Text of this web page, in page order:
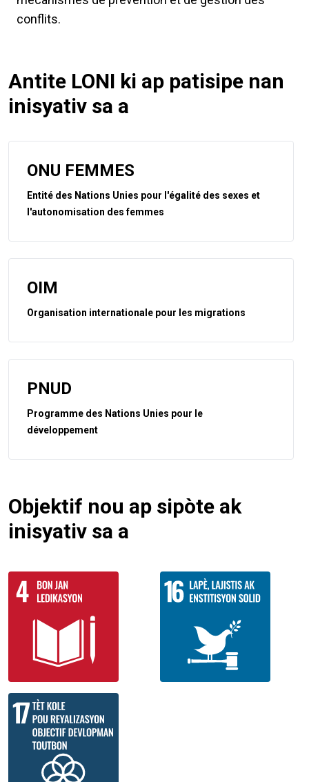
conflits.
Antite LONI ki ap patisipe nan
inisyativ sa a
ONU FEMMES
Entité des Nations Unies pour l'égalité des sexes et
l'autonomisation des femmes
OIM
Organisation internationale pour les migrations
PNUD
Programme des Nations Unies pour le
développement
Objektif nou ap sipòte ak
inisyativ sa a